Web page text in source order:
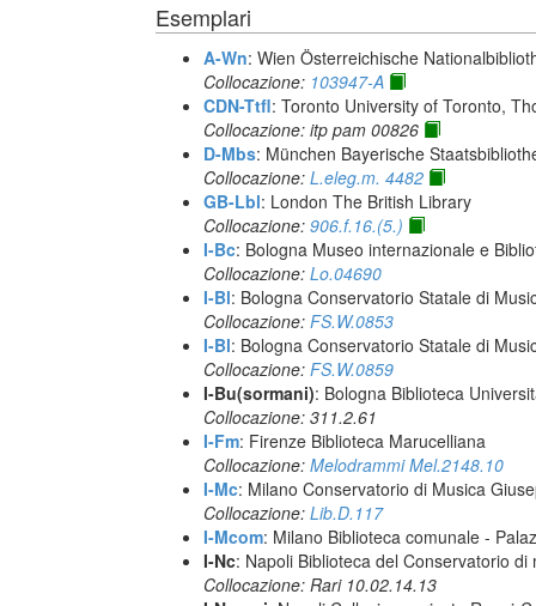
Esemplari
A-Wn: Wien Österreichische
Collocazione: 103947-A
CDN-Ttfl: Toronto University of Toronto,
Collocazione: itp pam 00826
D-Mbs: München Bayerische
Collocazione: L.eleg.m. 4482
GB-Lbl: London The British Library
Collocazione: 906.f.16.(5.)
I-Bc: Bologna Museo internazionale e
Collocazione: Lo.04690
I-Bl: Bologna Conservatorio Statale di
Collocazione: FS.W.0853
I-Bl: Bologna Conservatorio Statale di
Collocazione: FS.W.0859
I-Bu(sormani): Bologna Biblioteca
Collocazione: 311.2.61
I-Fm: Firenze Biblioteca Marucelliana
Collocazione: Melodrammi Mel.2148.10
I-Mc: Milano Conservatorio di Musica
Collocazione: Lib.D.117
I-Mcom: Milano Biblioteca comunale -
I-Nc: Napoli Biblioteca del Conservatorio
Collocazione: Rari 10.02.14.13